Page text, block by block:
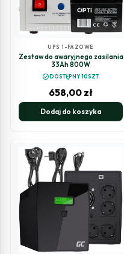
UPS 1-FAZOWE
Zestaw do awaryjnego zasilania
33Ah 800W
check_circleDOSTĘPNY 10SZT.
658,00 zł
Dodaj do koszyka